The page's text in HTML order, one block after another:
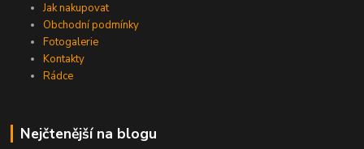
Jak nakupovat
Obchodní podmínky
Fotogalerie
Kontakty
Rádce
Nejčtenější na blogu